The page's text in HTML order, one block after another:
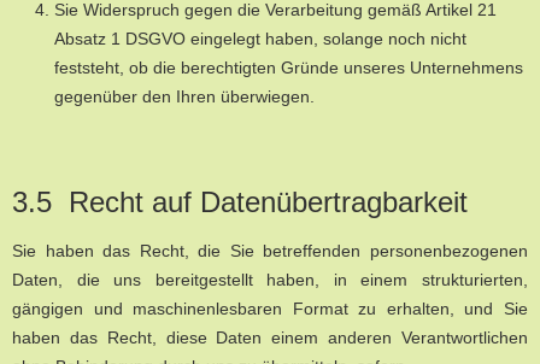
Sie Widerspruch gegen die Verarbeitung gemäß Artikel 21
Absatz 1 DSGVO eingelegt haben, solange noch nicht
feststeht, ob die berechtigten Gründe unseres Unternehmens
gegenüber den Ihren überwiegen.
3.5 Recht auf Datenübertragbarkeit
Sie haben das Recht, die Sie betreffenden personenbezogenen
Daten, die uns bereitgestellt haben, in einem strukturierten,
gängigen und maschinenlesbaren Format zu erhalten, und Sie
haben das Recht, diese Daten einem anderen Verantwortlichen